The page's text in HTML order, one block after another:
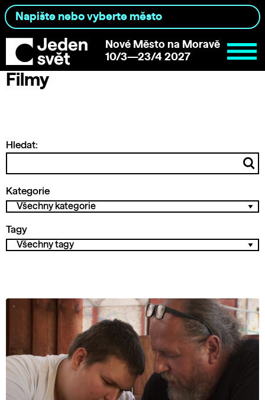
Nové Město na Moravě
10/3—23/4 2027
Filmy
Hledat:
Kategorie
Tagy